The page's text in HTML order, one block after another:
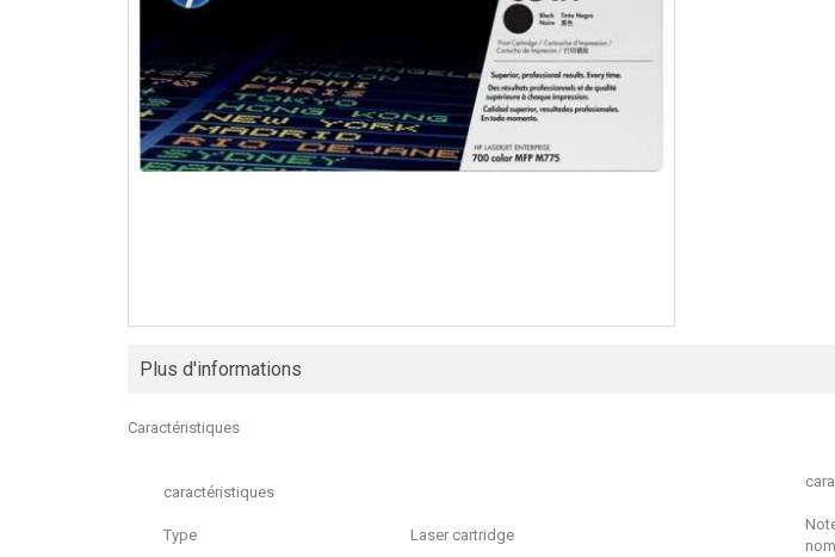
Plus d'informations
Caractéristiques
caractéristiques
Type Laser cartridge